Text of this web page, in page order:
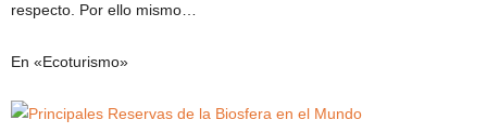
respecto. Por ello mismo…
En «Ecoturismo»